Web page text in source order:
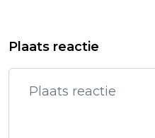
JE HET HOOFD
ABN AMRO STELT
OM
Plaats reactie